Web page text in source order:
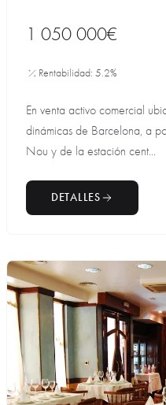
1 050 000€
Rentabilidad: 5.2%
En venta activo comercial
dinámicas de Barcelona, a
Nou y de la estación cent...
DETALLES